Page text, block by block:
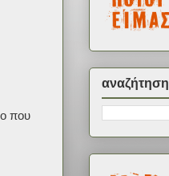
που
αναζήτηση